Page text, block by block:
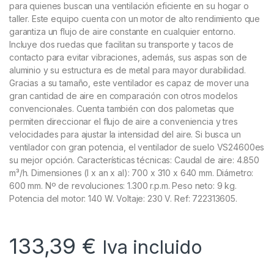
para quienes buscan una ventilación eficiente en su hogar o
taller. Este equipo cuenta con un motor de alto rendimiento que
garantiza un flujo de aire constante en cualquier entorno.
Incluye dos ruedas que facilitan su transporte y tacos de
contacto para evitar vibraciones, además, sus aspas son de
aluminio y su estructura es de metal para mayor durabilidad.
Gracias a su tamaño, este ventilador es capaz de mover una
gran cantidad de aire en comparación con otros modelos
convencionales. Cuenta también con dos palometas que
permiten direccionar el flujo de aire a conveniencia y tres
velocidades para ajustar la intensidad del aire. Si busca un
ventilador con gran potencia, el ventilador de suelo VS24600es
su mejor opción. Características técnicas: Caudal de aire: 4.850
m³/h. Dimensiones (l x an x al): 700 x 310 x 640 mm. Diámetro:
600 mm. Nº de revoluciones: 1.300 r.p.m. Peso neto: 9 kg.
Potencia del motor: 140 W. Voltaje: 230 V. Ref: 722313605.
133,39 € Iva incluido